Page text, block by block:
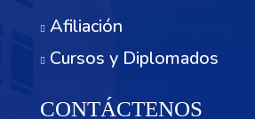
Afiliación
Cursos y Diplomados
CONTÁCTENOS